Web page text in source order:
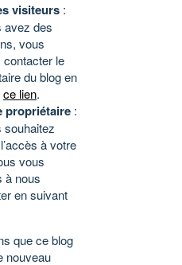
visiteurs :
avez des
vous
contacter le
du blog en
ce lien.
propriétaire :
souhaitez
à votre
vous
à nous
en suivant
que ce blog
nouveau